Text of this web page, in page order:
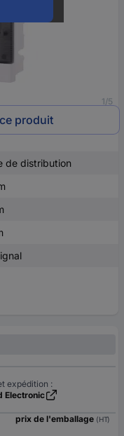
1/5
produit
de distribution
expédition :
Electronic
prix de l'emballage (HT)